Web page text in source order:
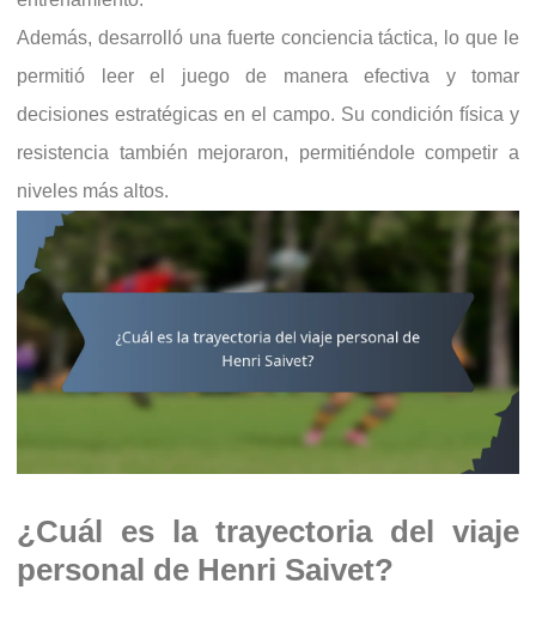
Además, desarrolló una fuerte conciencia táctica, lo que le
permitió leer el juego de manera efectiva y tomar
decisiones estratégicas en el campo. Su condición física y
resistencia también mejoraron, permitiéndole competir a
niveles más altos.
¿Cuál es la trayectoria del viaje
personal de Henri Saivet?